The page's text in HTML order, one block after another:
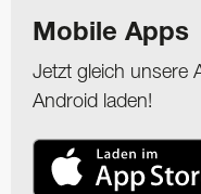
Mobile Apps
Jetzt gleich unsere
Android laden!